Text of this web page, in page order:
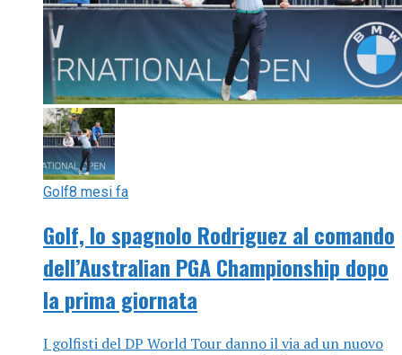
Golf8 mesi fa
Golf, lo spagnolo Rodriguez al comando
dell’Australian PGA Championship dopo
la prima giornata
I golfisti del DP World Tour danno il via ad un nuovo